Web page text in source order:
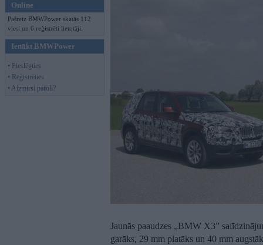
Online
Pašreiz BMWPower skatās 112
viesi un 6 reģistrēti lietotāji.
Ienākt BMWPower
• Pieslēgties
• Reģistrēties
• Aizmirsi paroli?
Jaunās paaudzes „BMW X3”
garāks, 29 mm platāks un 40 mm